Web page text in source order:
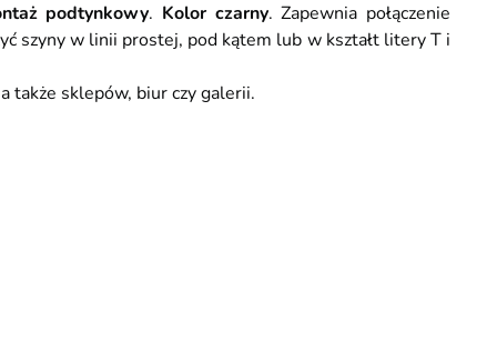
podtynkowy. Kolor czarny. Zapewnia połączenie
szyny w linii prostej, pod kątem lub w kształt litery T i
także sklepów, biur czy galerii.